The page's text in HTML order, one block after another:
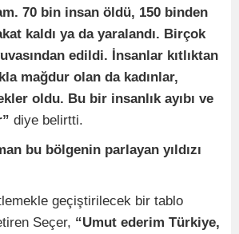
70 bin insan öldü, 150 binden
kaldı ya da yaralandı. Birçok
edildi. İnsanlar kıtlıktan
mağdur olan da kadınlar,
oldu. Bu bir insanlık ayıbı ve
diye belirtti.
bu bölgenin parlayan yıldızı
geçiştirilecek bir tablo
Seçer, “Umut ederim Türkiye,